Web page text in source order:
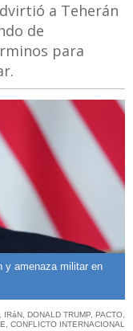
a Teherán
de
para
y amenaza militar en
, IRáN, DONALD TRUMP, PACTO,
, CONFLICTO INTERNACIONAL